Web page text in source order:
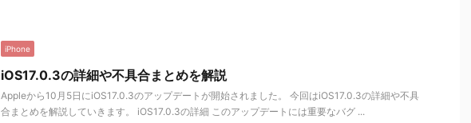
iPhone
iOS17.0.3の詳細や不具合まとめを解説
Appleから10月5日にiOS17.0.3のアップデートが開始されました。 今回はiOS17.0.3の詳細や不具
合まとめを解説していきます。 iOS17.0.3の詳細 このアップデートには重要なバグ ...